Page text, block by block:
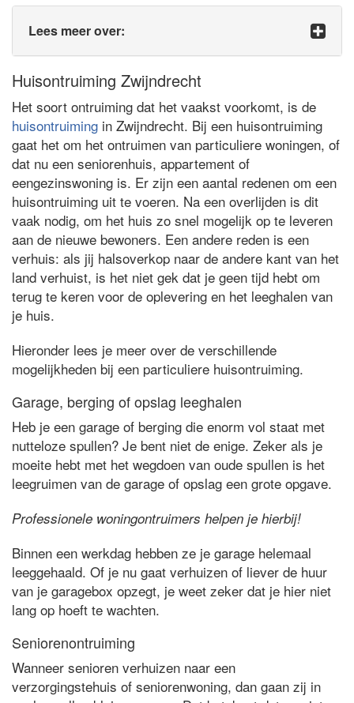
Lees meer over:
Huisontruiming Zwijndrecht
Het soort ontruiming dat het vaakst voorkomt, is de
huisontruiming in Zwijndrecht. Bij een huisontruiming
gaat het om het ontruimen van particuliere woningen, of
dat nu een seniorenhuis, appartement of
eengezinswoning is. Er zijn een aantal redenen om een
huisontruiming uit te voeren. Na een overlijden is dit
vaak nodig, om het huis zo snel mogelijk op te leveren
aan de nieuwe bewoners. Een andere reden is een
verhuis: als jij halsoverkop naar de andere kant van het
land verhuist, is het niet gek dat je geen tijd hebt om
terug te keren voor de oplevering en het leeghalen van
je huis.
Hieronder lees je meer over de verschillende
mogelijkheden bij een particuliere huisontruiming.
Garage, berging of opslag leeghalen
Heb je een garage of berging die enorm vol staat met
nutteloze spullen? Je bent niet de enige. Zeker als je
moeite hebt met het wegdoen van oude spullen is het
leegruimen van de garage of opslag een grote opgave.
Professionele woningontruimers helpen je hierbij!
Binnen een werkdag hebben ze je garage helemaal
leeggehaald. Of je nu gaat verhuizen of liever de huur
van je garagebox opzegt, je weet zeker dat je hier niet
lang op hoeft te wachten.
Seniorenontruiming
Wanneer senioren verhuizen naar een
verzorgingstehuis of seniorenwoning, dan gaan zij in